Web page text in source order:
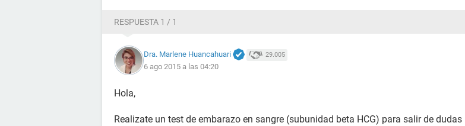
RESPUESTA 1 / 1
Dra. Marlene Huancahuari 29.005
6 ago 2015 a las 04:20
Hola,
Realizate un test de embarazo en sangre (subunidad beta HCG) para salir de dudas